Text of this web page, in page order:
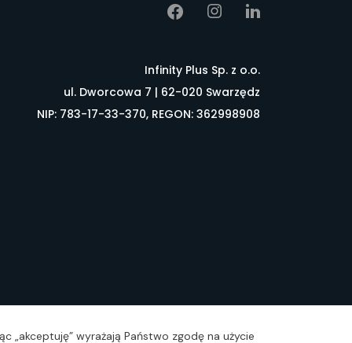
Infinity Plus Sp. z o.o.
ul. Dworcowa 7 | 62-020 Swarzędz
NIP: 783-17-33-370, REGON: 362998908
„akceptuję” wyrażają Państwo zgodę na użycie